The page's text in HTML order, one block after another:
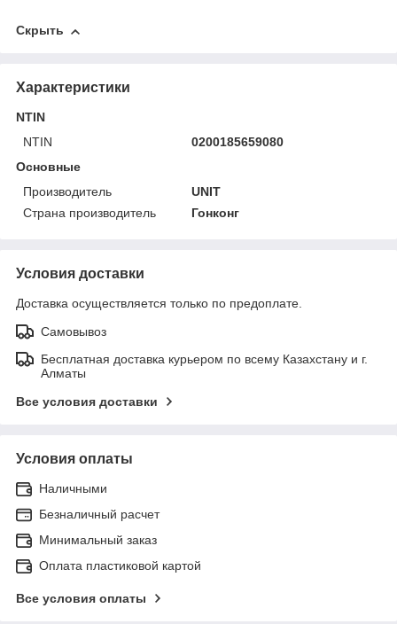
Скрыть
Характеристики
NTIN
NTIN
0200185659080
Основные
Производитель
UNIT
Страна производитель
Гонконг
Условия доставки
Доставка осуществляется только по предоплате.
Самовывоз
Бесплатная доставка курьером по всему Казахстану и г.
Алматы
Все условия доставки
Условия оплаты
Наличными
Безналичный расчет
Минимальный заказ
Оплата пластиковой картой
Все условия оплаты